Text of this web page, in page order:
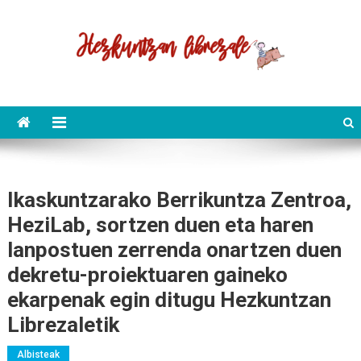
Ikaskuntzarako Berrikuntza Zentroa,
HeziLab, sortzen duen eta haren
lanpostuen zerrenda onartzen duen
dekretu-proiektuaren gaineko
ekarpenak egin ditugu Hezkuntzan
Librezaletik
Albisteak